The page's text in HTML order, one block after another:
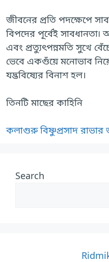
জীবনের প্রতি পদক্ষেপে
বিপদের পূর্বেই
এবং প্রত্যুৎপন্নমতি সুখে
ভেবে একগুঁয়ে মনোভাব
যদ্ভবিষ্যের বিনাশ হল।
তিনটি মাছের কাহিনি
কলাগুরু বিষ্ণুপ্রসাদ রাভার
Search